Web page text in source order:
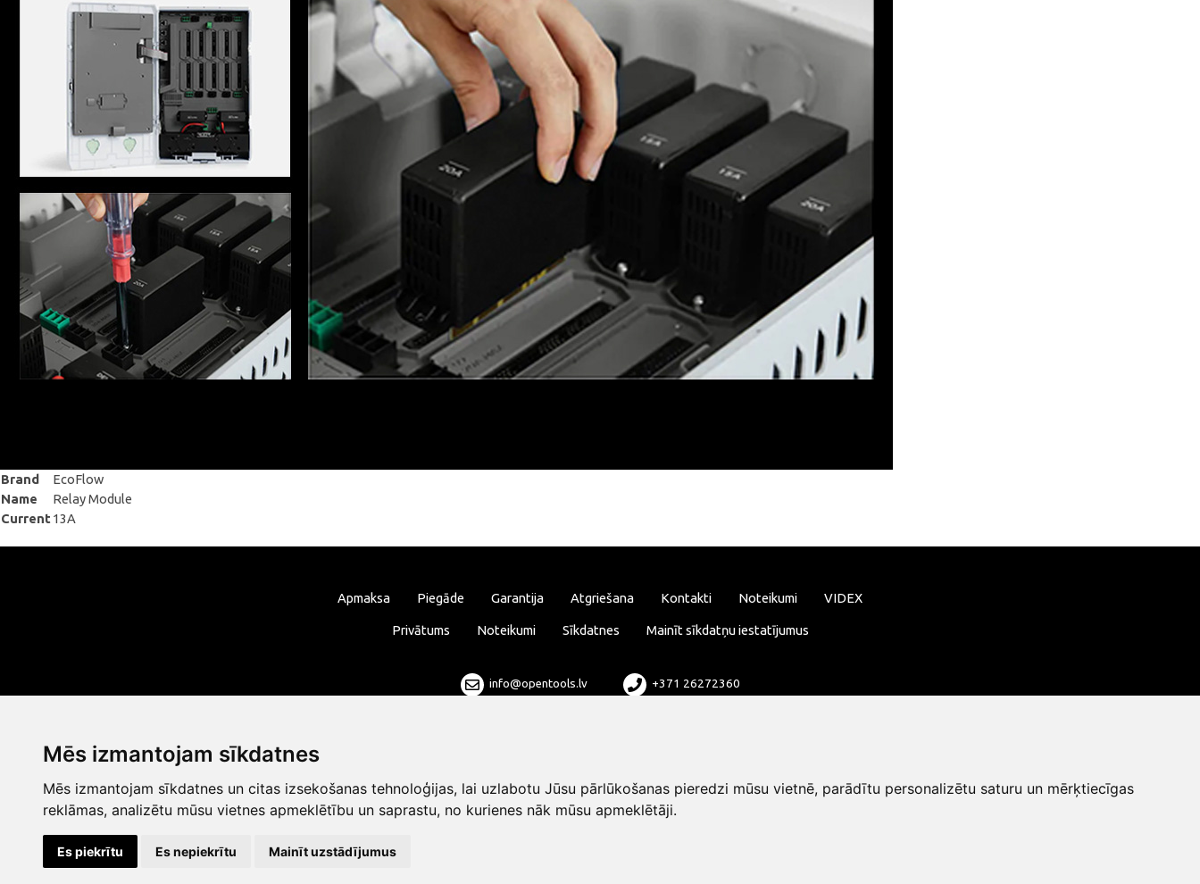
Mēs izmantojam sīkdatnes
Mēs izmantojam sīkdatnes un citas izsekošanas tehnoloģijas, lai uzlabotu Jūsu pārlūkošanas pieredzi mūsu vietnē, parādītu personalizētu saturu un mērķtiecīgas
reklāmas, analizētu mūsu vietnes apmeklētību un saprastu, no kurienes nāk mūsu apmeklētāji.
Es piekrītu Es nepiekrītu Mainīt uzstādījumus
Brand
EcoFlow
Name
Relay Module
Current13A
Apmaksa Piegāde Garantija Atgriešana Kontakti Noteikumi VIDEX
Privātums Noteikumi Sīkdatnes Mainīt sīkdatņu iestatījumus
info@opentools.lv +371 26272360
Tirdzniecības partneris: varle.lt
Dizains un izstrāde